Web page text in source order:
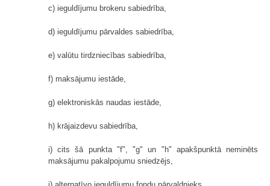
c) ieguldījumu brokeru sabiedrība,
d) ieguldījumu pārvaldes sabiedrība,
e) valūtu tirdzniecības sabiedrība,
f) maksājumu iestāde,
g) elektroniskās naudas iestāde,
h) krājaizdevu sabiedrība,
i) cits šā punkta "f", "g" un "h" apakšpunktā neminēts
maksājumu pakalpojumu sniedzējs,